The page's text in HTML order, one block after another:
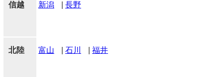
信越 新潟 長野
北陸 富山 石川 福井